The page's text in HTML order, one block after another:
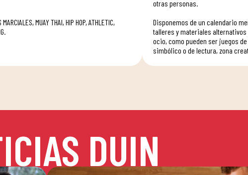
MUAY THAI, HIP HOP, ATHLETIC,
otras personas.
Disponemos de un calendario
talleres y materiales
ocio, como pueden ser juegos
simbólico o de lectura, zona
DUIN